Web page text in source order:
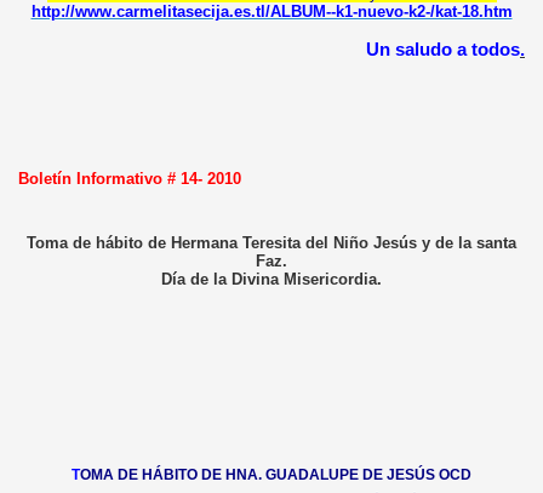
http://www.carmelitasecija.es.tl/ALBUM--k1-nuevo-k2-/kat-18.htm
Un saludo a todos.
Boletín Informativo # 14- 2010
Toma de hábito de Hermana Teresita del Niño Jesús y de la santa
Faz.
Día de la Divina Misericordia.
TOMA DE HÁBITO DE HNA. GUADALUPE DE JESÚS OCD